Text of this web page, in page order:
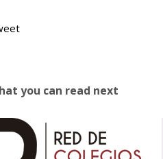
you can read next